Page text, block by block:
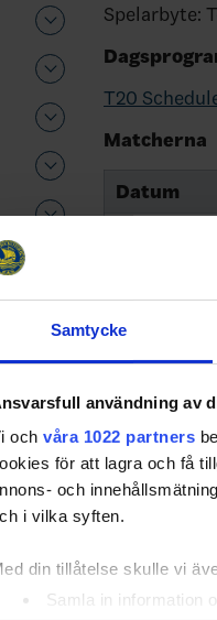
Samtycke
användning av
och våra 1022 partners
för att lagra och få
och
i vilka syften.
din tillåtelse skulle vi
Samla in information
Spelarbyte:
T20
Matcherna
Datum
24 augusti
25 augusti
25 augusti
26 augusti
27 augusti